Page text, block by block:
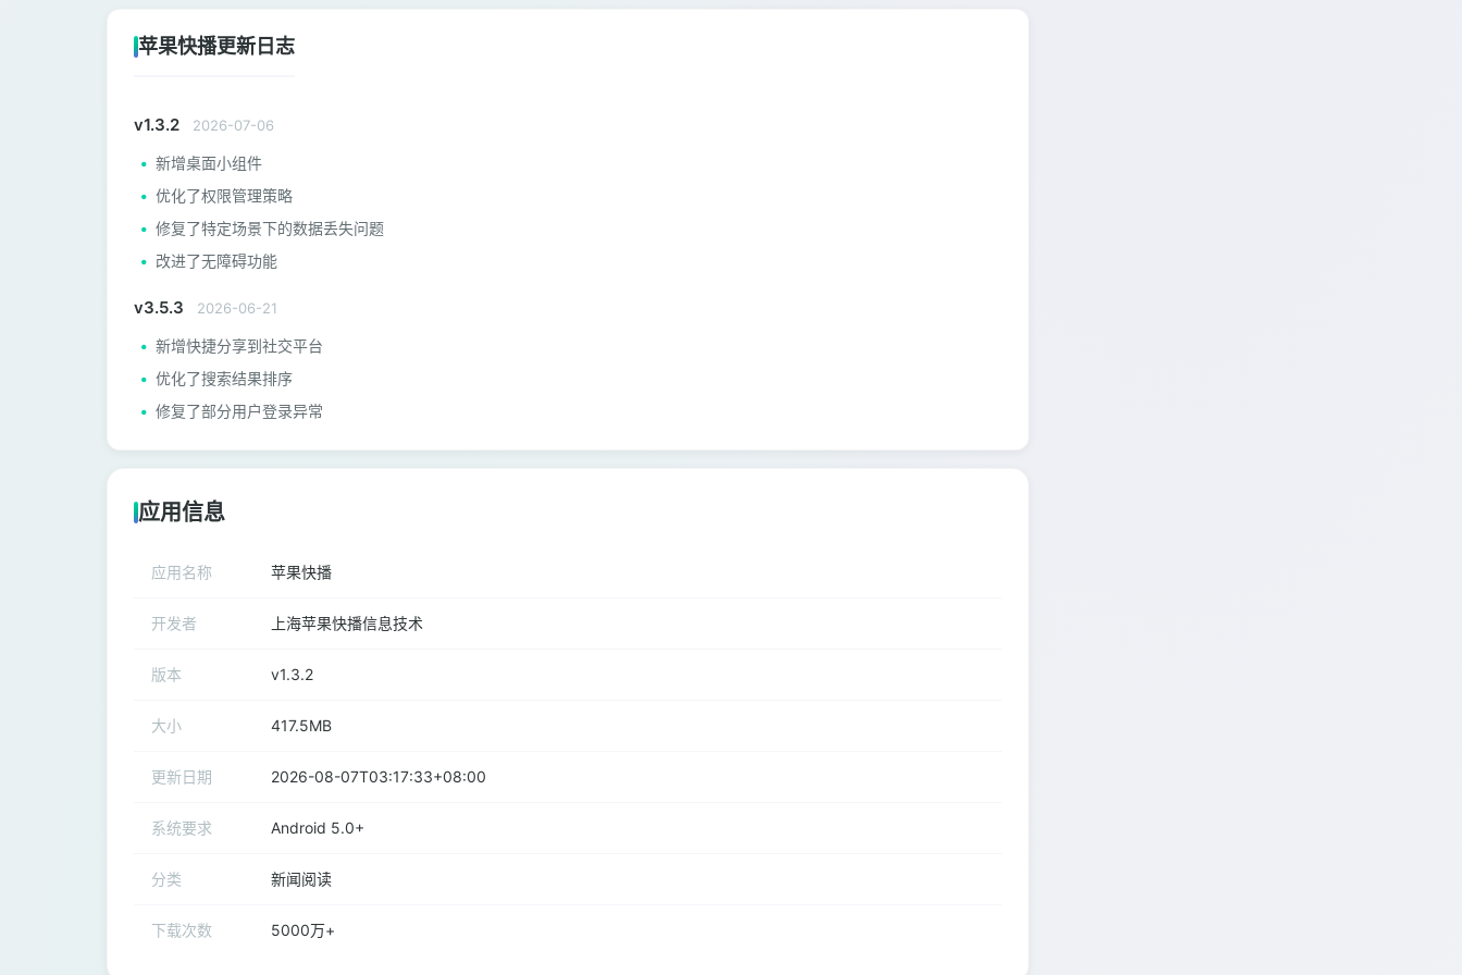
苹果快播更新日志
v1.3.2 2026-07-06
新增桌面小组件
优化了权限管理策略
修复了特定场景下的数据丢失问题
改进了无障碍功能
v3.5.3 2026-06-21
新增快捷分享到社交平台
优化了搜索结果排序
修复了部分用户登录异常
应用信息
应用名称 苹果快播
开发者 上海苹果快播信息技术
版本 v1.3.2
大小 417.5MB
更新日期 2026-08-07T03:17:33+08:00
系统要求 Android 5.0+
分类 新闻阅读
下载次数 5000万+